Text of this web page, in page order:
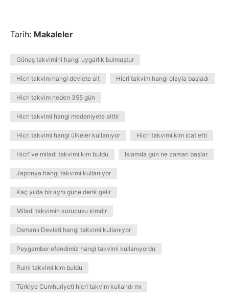
Tarih: Makaleler
Güneş takvimini hangi uygarlık bulmuştur
Hicri takvim hangi devlete ait Hicri takvim hangi olayla başladı
Hicri takvim neden 355 gün
Hicri takvimi hangi medeniyete aittir
Hicri takvimi hangi ülkeler kullanıyor Hicri takvimi kim icat etti
Hicrî ve miladi takvimi kim buldu İslamda gün ne zaman başlar
Japonya hangi takvimi kullanıyor
Kaç yılda bir aynı güne denk gelir
Miladi takvimin kurucusu kimdir
Osmanlı Devleti hangi takvimi kullanıyor
Peygamber efendimiz hangi takvimi kullanıyordu
Rumi takvimi kim buldu
Türkiye Cumhuriyeti hicri takvim kullandı mı